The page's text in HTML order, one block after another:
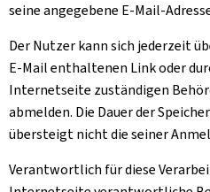
seine angegebene E-Mail-
Der Nutzer kann sich jederzeit
E-Mail enthaltenen Link oder
Internetseite zuständigen
abmelden. Die Dauer der
übersteigt nicht die seiner
Verantwortlich für diese